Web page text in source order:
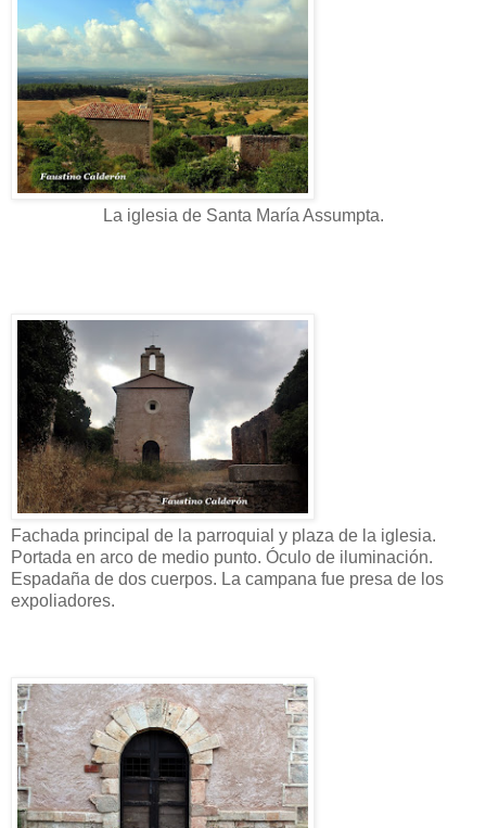
La iglesia de Santa María Assumpta.
Fachada principal de la parroquial y plaza de la iglesia.
Portada en arco de medio punto. Óculo de iluminación.
Espadaña de dos cuerpos. La campana fue presa de los
expoliadores.